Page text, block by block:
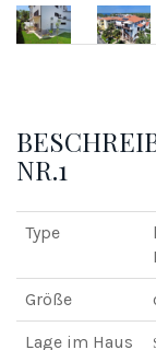
NR.1
Type
Größe
Lage im Haus